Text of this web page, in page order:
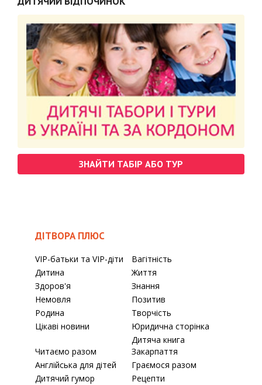
ЗНАЙТИ ТАБІР АБО ТУР
ДІТВОРА ПЛЮС
VIP-батьки та VIP-діти
Вагітність
Дитина
Життя
Здоров'я
Знання
Немовля
Позитив
Родина
Творчість
Цікаві новини
Юридична сторінка
Читаємо разом
Дитяча книга
Закарпаття
Англійська для дітей
Граємося разом
Дитячий гумор
Рецепти